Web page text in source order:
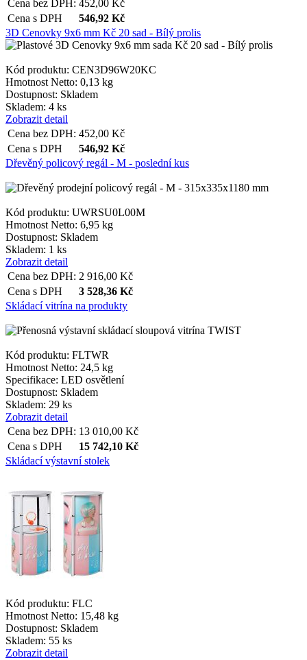
Cena bez DPH: 452,00 Kč
Cena s DPH
546,92 Kč
3D Cenovky 9x6 mm Kč 20 sad - Bílý prolis
Kód produktu: CEN3D96W20KC
Hmotnost Netto: 0,13 kg
Dostupnost: Skladem
Skladem: 4 ks
Zobrazit detail
Cena bez DPH: 452,00 Kč
Cena s DPH
546,92 Kč
Dřevěný policový regál - M - poslední kus
Kód produktu: UWRSU0L00M
Hmotnost Netto: 6,95 kg
Dostupnost: Skladem
Skladem: 1 ks
Zobrazit detail
Cena bez DPH: 2 916,00 Kč
Cena s DPH
3 528,36 Kč
Skládací vitrína na produkty
Kód produktu: FLTWR
Hmotnost Netto: 24,5 kg
Specifikace: LED osvětlení
Dostupnost: Skladem
Skladem: 29 ks
Zobrazit detail
Cena bez DPH: 13 010,00 Kč
Cena s DPH
15 742,10 Kč
Skládací výstavní stolek
Kód produktu: FLC
Hmotnost Netto: 15,48 kg
Dostupnost: Skladem
Skladem: 55 ks
Zobrazit detail